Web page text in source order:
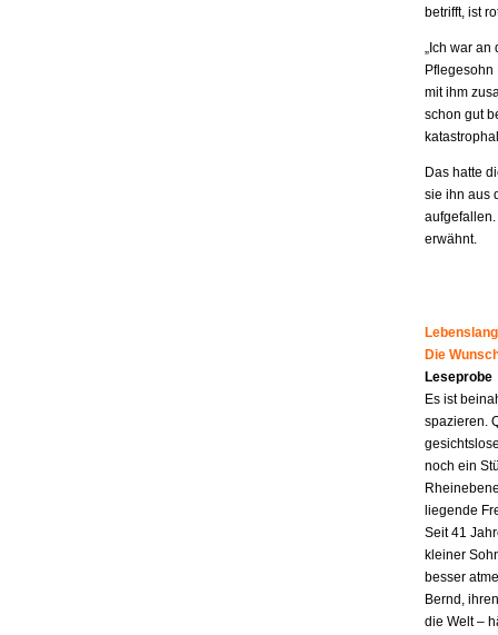
betrifft, ist
„Ich war
Pflegesohn
mit ihm
schon gut
Das hatte
sie ihn aus
erwähnt.
Die
Leseprobe
Es ist
spazieren.
noch ein
liegende
Seit 41
kleiner
besser
Bernd,
die Welt –